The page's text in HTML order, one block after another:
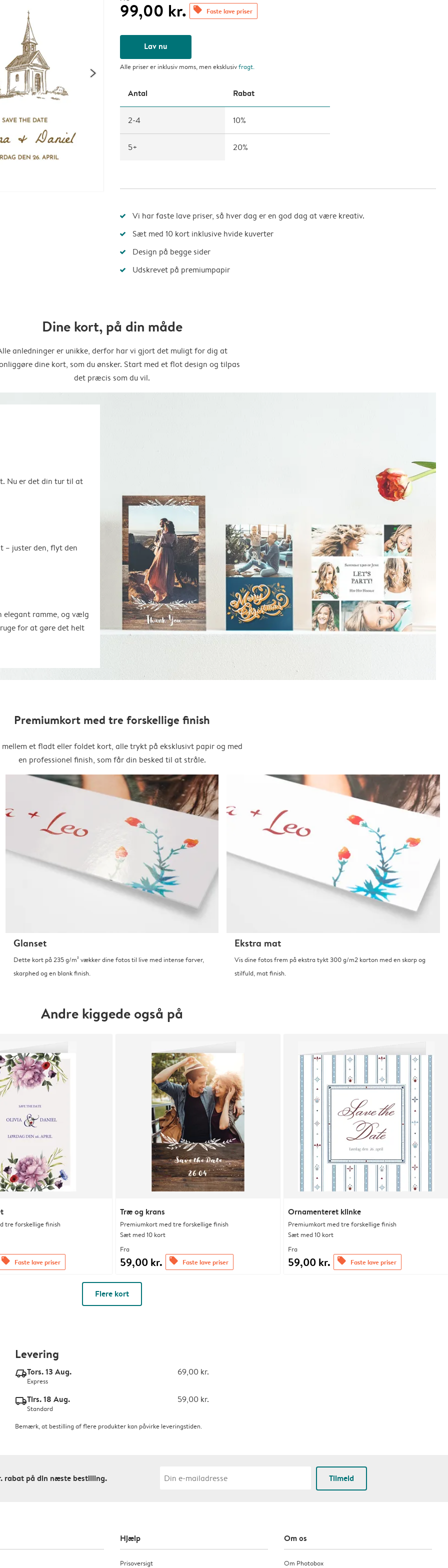
99,00 kr. offers Faste lave priser
Lav nu
Alle priser er inklusiv moms, men eksklusivfragt.
Antal Rabat
2-4 10%
5+ 20%
Vi har faste lave priser, så hver dag er en god dag at være kreativ.
Sæt med 10 kort inklusive hvide kuverter
Design på begge sider
Udskrevet på premiumpapir
Dine kort, på din måde
anledninger er unikke, derfor har vi gjort det muligt for dig at
dine kort, som du ønsker. Start med et flot design og tilpas
det præcis som du vil.
Nu er det din tur til at
– juster den, flyt den
elegant ramme, og vælg
for at gøre det helt
Premiumkort med tre forskellige finish
et fladt eller foldet kort, alle trykt på eksklusivt papir og med
en professionel finish, som får din besked til at stråle.
Glanset
Dette kort på 235 g/m² vækker dine fotos til live med intense farver,
skarphed og en blank finish.
Ekstra mat
Vis dine fotos frem på ekstra tykt 300 g/m2 karton med en skarp og
stilfuld, mat finish.
Andre kiggede også på
tre forskellige finish
offers Faste lave priser
Træ og krans
Premiumkort med tre forskellige finish
Sæt med 10 kort
Fra
59,00 kr. offers Faste lave priser
Ornamenteret klinke
Premiumkort med tre forskellige finish
Sæt med 10 kort
Fra
59,00 kr. offers Faste lave priser
Flere kort
Levering
delivery_express_v2Tors. 13 Aug. 69,00 kr.
Express
delivery_standard_v2Tirs. 18 Aug. 59,00 kr.
Standard
Bemærk, at bestilling af flere produkter kan påvirke leveringstiden.
rabat på din næste bestilling. Tilmeld
Hjælp
Prisoversigt
Om os
Om Photobox